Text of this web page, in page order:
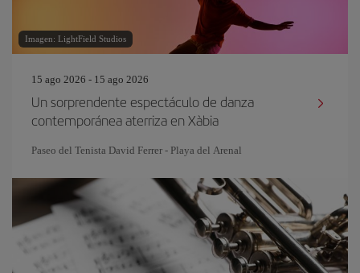
Imagen: LightField Studios
15 ago 2026 - 15 ago 2026
Un sorprendente espectáculo de danza
contemporánea aterriza en Xàbia
Paseo del Tenista David Ferrer - Playa del Arenal